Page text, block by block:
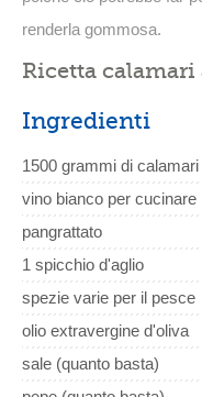
renderla gommosa.
Ricetta
Ingredienti
1500 grammi di calamari
vino bianco per cucinare
pangrattato
1 spicchio d'aglio
spezie varie per il pesce
olio extravergine d'oliva
sale (quanto basta)